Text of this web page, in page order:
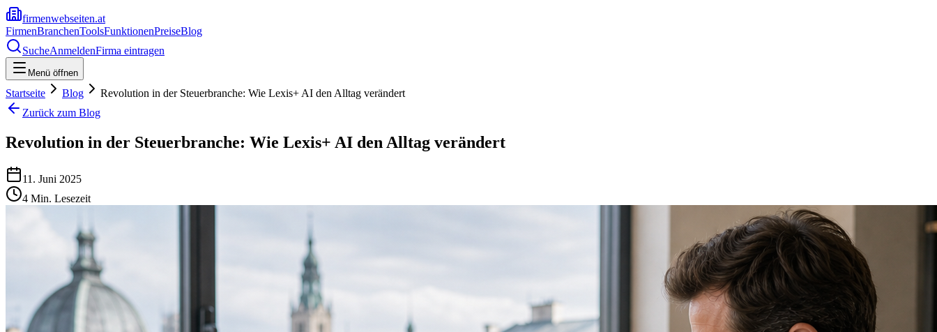
firmenwebseiten.at
FirmenBranchenToolsFunktionenPreiseBlog
SucheAnmeldenFirma eintragen
Menü öffnen
Startseite Blog
Revolution in der Steuerbranche: Wie Lexis+ AI den Alltag verändert
Zurück zum Blog
Revolution in der Steuerbranche: Wie Lexis+ AI den Alltag verändert
11. Juni 2025
4 Min. Lesezeit